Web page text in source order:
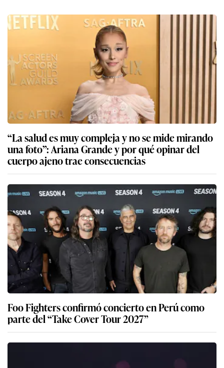
“La salud es muy compleja y no se mide mirando
una foto”: Ariana Grande y por qué opinar del
cuerpo ajeno trae consecuencias
Foo Fighters confirmó concierto en Perú como
parte del “Take Cover Tour 2027”